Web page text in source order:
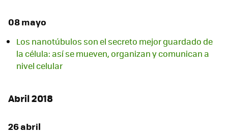
08 mayo
Los nanotúbulos son el secreto mejor guardado de
la célula: así se mueven, organizan y comunican a
nivel celular
Abril 2018
26 abril